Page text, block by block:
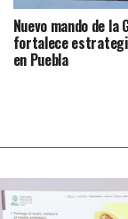
Nuevo mando de la
fortalece
en Puebla